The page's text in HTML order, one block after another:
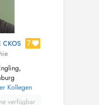
CKOS 7
Kollegen
verfügbar